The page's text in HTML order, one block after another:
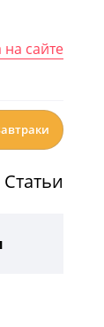
сайте
Статьи